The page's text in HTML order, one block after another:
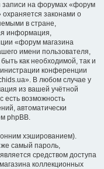
на форумах «форум
законами о
в стране,
информация,
«форум магазина
имени пользователя,
как необходимой, так и
конференции
В любом случае у
из вашей учётной
есть возможность
автоматически
phpBB.
хэшированием).
же самый пароль,
средством доступа
коллекционных